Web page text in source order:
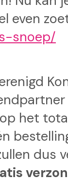
even
snoep/
het
dus